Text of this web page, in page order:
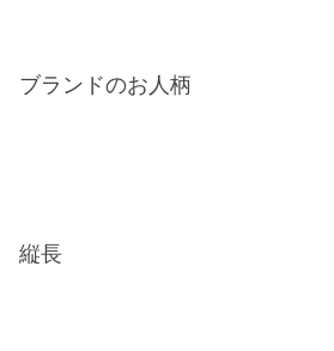
ブランドのお人柄
縦長